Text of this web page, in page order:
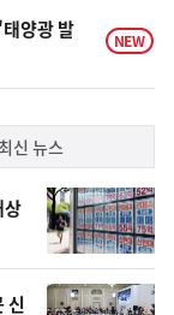
락
양광 발
NEW
신 뉴스
신